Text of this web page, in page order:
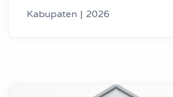
Kabupaten | 2026